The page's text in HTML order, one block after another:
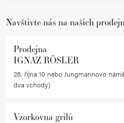
Navštivte nás na našich
Prodejna
IGNAZ RÖSLER
28. října 10 nebo Jungmannovo
dva vchody)
Vzorkovna grilů